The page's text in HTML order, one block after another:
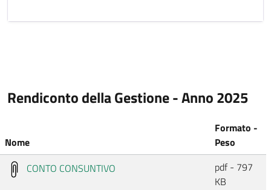
Rendiconto della Gestione - Anno 2025
Nome
Formato -
Peso
CONTO CONSUNTIVO
pdf - 797
KB